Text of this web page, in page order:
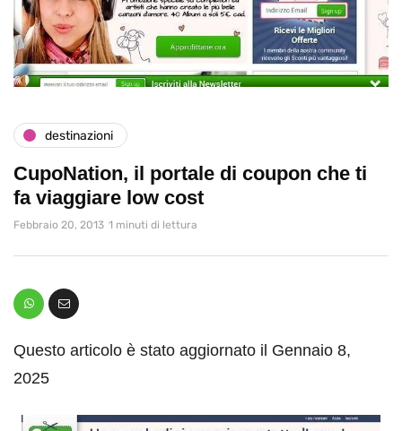
destinazioni
CupoNation, il portale di coupon che ti
fa viaggiare low cost
Febbraio 20, 2013 1 minuti di lettura
Questo articolo è stato aggiornato il Gennaio 8,
2025